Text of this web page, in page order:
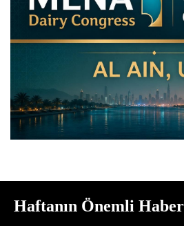
Haftanın Önemli